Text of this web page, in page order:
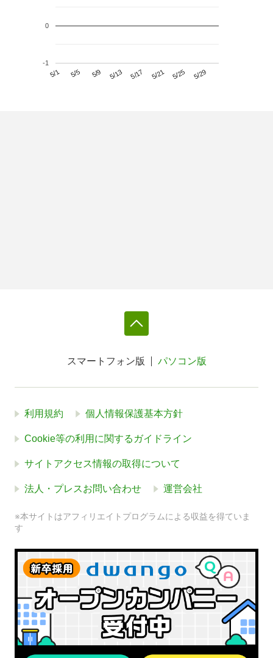
5/1 5/5 5/9 5/13 5/17 5/21 5/25 5/29
-1
0
スマートフォン版 パソコン版
利用規約 個人情報保護基本方針
Cookie等の利用に関するガイドライン
サイトアクセス情報の取得について
法人・プレスお問い合わせ 運営会社
※本サイトはアフィリエイトプログラムによる収益を得ていま
す